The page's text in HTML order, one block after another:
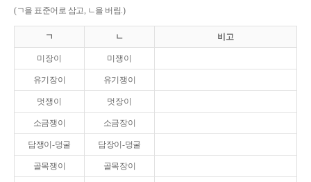
(ㄱ을 표준어로 삼고, ㄴ을 버림.)
ㄱ ㄴ 비고
미장이 미쟁이
유기장이 유기쟁이
멋쟁이 멋장이
소금쟁이 소금장이
담쟁이-덩굴 담장이-덩굴
골목쟁이 골목장이